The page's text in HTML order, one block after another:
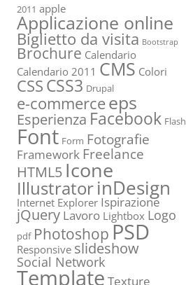
2011 apple
Applicazione online
Biglietto da visita Bootstrap
Brochure Calendario
Calendario 2011 CMS Colori
CSSCSS3 Drupal
e-commerceeps
Esperienza Facebook Flash
Font Form Fotografie
Framework Freelance
HTML5 Icone
IllustratorinDesign
Internet Explorer Ispirazione
jQuery Lavoro Lightbox Logo
pdf PhotoshopPSD
Responsive slideshow
Social Network
Template Texture